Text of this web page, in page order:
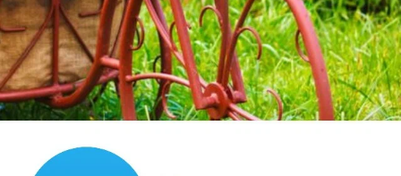
Пожалуйста, оставьте комментарий